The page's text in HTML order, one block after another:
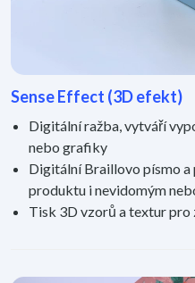
Sense Effect (3D efekt)
Digitální ražba, vytváří
nebo grafiky
Digitální Braillovo písmo
produktu i nevidomým
Tisk 3D vzorů a textur